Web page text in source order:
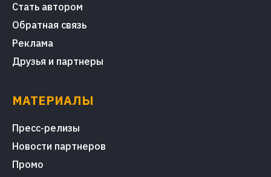
Стать автором
Обратная связь
Реклама
Друзья и партнеры
МАТЕРИАЛЫ
Пресс-релизы
Новости партнеров
Промо